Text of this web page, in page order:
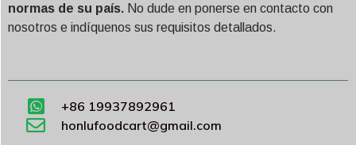
normas de su país. No dude en ponerse en contacto con
nosotros e indíquenos sus requisitos detallados.
+86 19937892961
honlufoodcart@gmail.com